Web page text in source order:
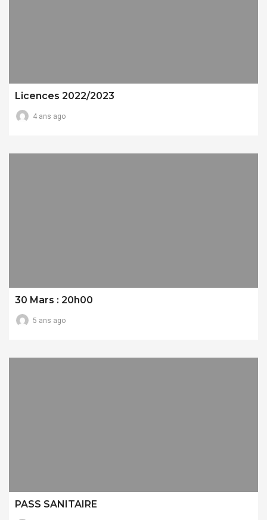
Licences 2022/2023
4 ans ago
30 Mars : 20h00
5 ans ago
PASS SANITAIRE